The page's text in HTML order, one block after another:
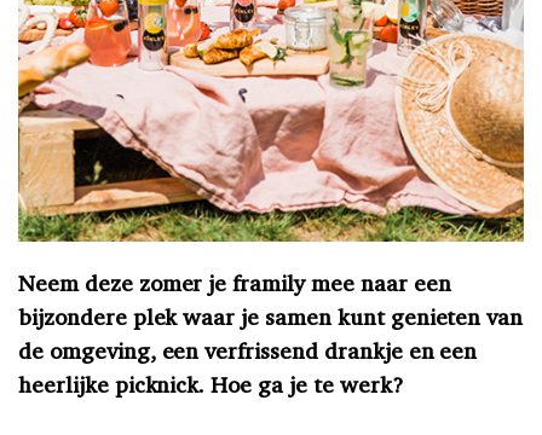
Neem deze zomer je framily mee naar een
bijzondere plek waar je samen kunt genieten van
de omgeving, een verfrissend drankje en een
heerlijke picknick. Hoe ga je te werk?